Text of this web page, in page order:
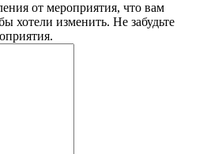
от мероприятия, что вам
хотели изменить. Не забудьте